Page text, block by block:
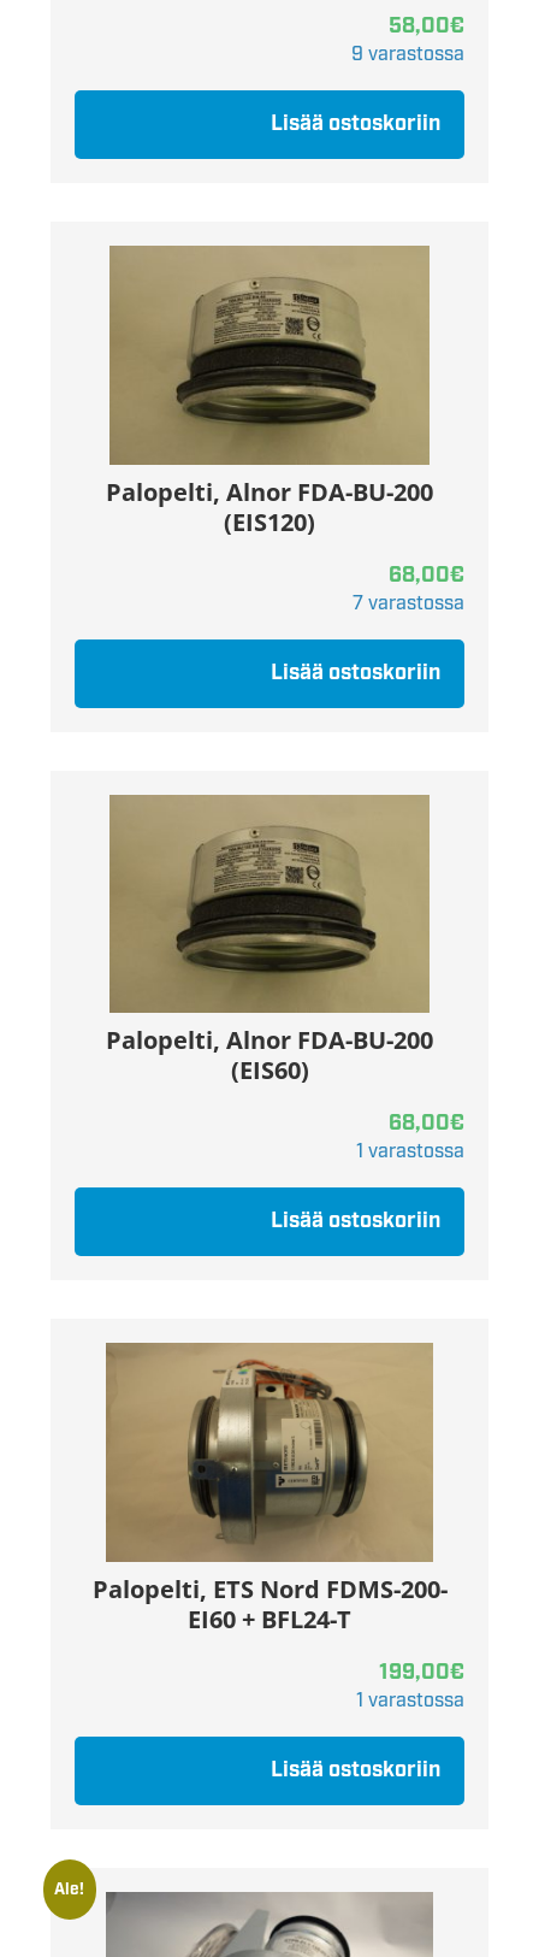
58,00€
9 varastossa
Lisää ostoskoriin
Palopelti, Alnor FDA-BU-200
(EIS120)
68,00€
7 varastossa
Lisää ostoskoriin
Palopelti, Alnor FDA-BU-200
(EIS60)
68,00€
1 varastossa
Lisää ostoskoriin
Palopelti, ETS Nord FDMS-200-
EI60 + BFL24-T
199,00€
1 varastossa
Lisää ostoskoriin
Ale!